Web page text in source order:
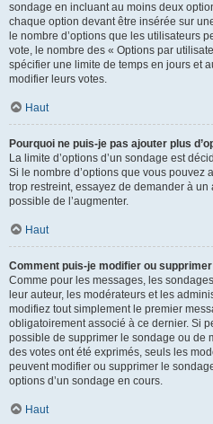
sondage en incluant au moins deux
chaque option devant être insérée sur
le nombre d’options que les utilisateurs
vote, le nombre des « Options par
spécifier une limite de temps en jours et
modifier leurs votes.
Haut
Pourquoi ne puis-je pas ajouter plus
La limite d’options d’un sondage est
Si le nombre d’options que vous pouvez
trop restreint, essayez de demander à un
possible de l’augmenter.
Haut
Comment puis-je modifier ou
Comme pour les messages, les
leur auteur, les modérateurs et les
modifiez tout simplement le premier
obligatoirement associé à ce dernier. Si
possible de supprimer le sondage ou de
des votes ont été exprimés, seuls les
peuvent modifier ou supprimer le
options d’un sondage en cours.
Haut